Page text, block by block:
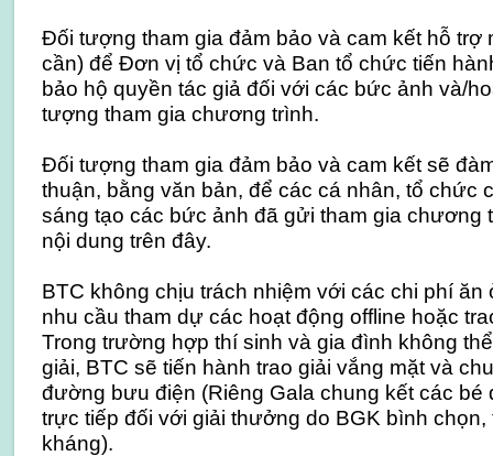
Đối tượng tham gia đảm bảo và cam kết hỗ trợ
cần) để Đơn vị tổ chức và Ban tổ chức tiến
bảo hộ quyền tác giả đối với các bức ảnh và/
tượng tham gia chương trình.
Đối tượng tham gia đảm bảo và cam kết sẽ
thuận, bằng văn bản, để các cá nhân, tổ chức
sáng tạo các bức ảnh đã gửi tham gia chương
nội dung trên đây.
BTC không chịu trách nhiệm với các chi phí
nhu cầu tham dự các hoạt động offline hoặc
Trong trường hợp thí sinh và gia đình không
giải, BTC sẽ tiến hành trao giải vắng mặt và
đường bưu điện (Riêng Gala chung kết các bé
trực tiếp đối với giải thưởng do BGK bình
kháng).